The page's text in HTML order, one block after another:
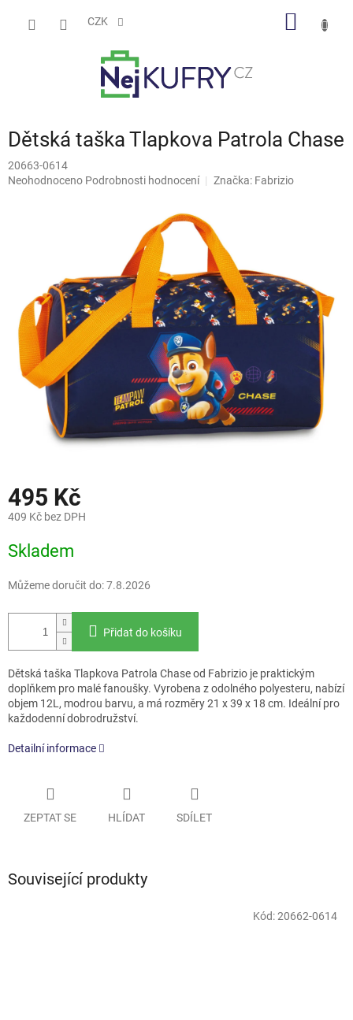
CZK
Dětská taška Tlapkova Patrola Chase
20663-0614
Průměrné
hvězdiček.
Neohodnoceno Podrobnosti hodnocení Značka: Fabrizio
495 Kč
409 Kč bez DPH
cena:
Skladem
Můžeme doručit do:7.8.2026
Přidat do košíku
Dětská taška Tlapkova Patrola Chase od Fabrizio je praktickým
doplňkem pro malé fanoušky. Vyrobena z odolného polyesteru, nabízí
objem 12L, modrou barvu, a má rozměry 21 x 39 x 18 cm. Ideální pro
každodenní dobrodružství.
Detailní informace
ZEPTAT SE HLÍDAT SDÍLET
Související produkty
Kód:20662-0614